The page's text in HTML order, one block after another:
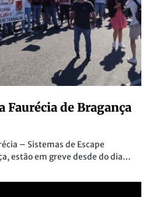
Faurécia de Bragança
– Sistemas de Escape
estão em greve desde do dia…